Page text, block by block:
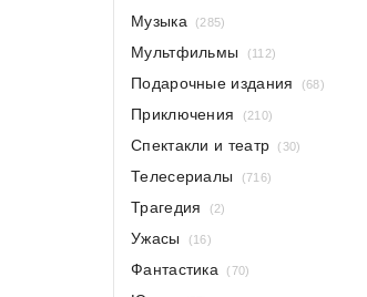
Музыка (285)
Мультфильмы (112)
Подарочные издания (68)
Приключения (210)
Спектакли и театр (30)
Телесериалы (716)
Трагедия (2)
Ужасы (16)
Фантастика (70)